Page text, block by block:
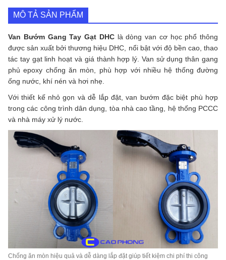
lượng
MÔ TẢ SẢN PHẨM
Van Bướm Gang Tay Gạt DHClà dòng van cơ học phổ thông
được sản xuất bởi thương hiệu DHC, nổi bật với độ bền cao, thao
tác tay gạt linh hoạt và giá thành hợp lý. Van sử dụng thân gang
phủ epoxy chống ăn mòn, phù hợp với nhiều hệ thống đường
ống nước, khí nén và hơi nhẹ.
Với thiết kế nhỏ gọn và dễ lắp đặt, van bướm đặc biệt phù hợp
trong các công trình dân dụng, tòa nhà cao tầng, hệ thống PCCC
và nhà máy xử lý nước.
Chống ăn mòn hiệu quả và dễ dàng lắp đặt giúp tiết kiệm chi phí thi công